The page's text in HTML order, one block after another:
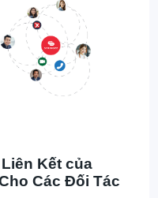
Kết của
Các Đối Tác